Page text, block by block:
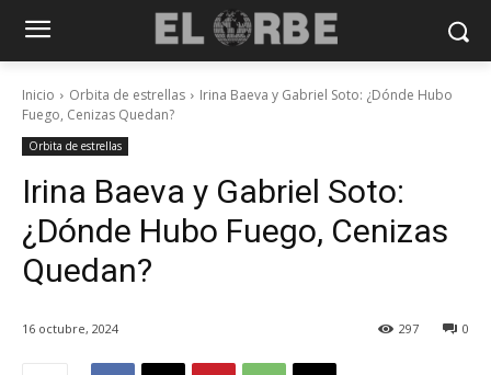
Inicio Orbita de estrellas
Irina Baeva y Gabriel Soto: ¿Dónde Hubo
Fuego, Cenizas Quedan?
Orbita de estrellas
Irina Baeva y Gabriel Soto:
¿Dónde Hubo Fuego, Cenizas
Quedan?
16 octubre, 2024 0
297